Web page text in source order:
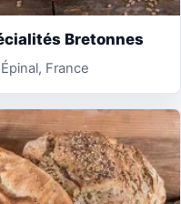
Bretonnes
France